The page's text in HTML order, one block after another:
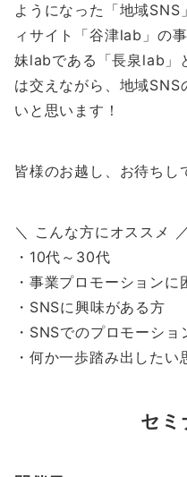
ようになった「地域
ィサイト「谷津lab」の
妹labである「長泉lab」
は交えながら、地域SNS
いと思います！
皆様のお越し、お待ちし
＼ こんな方にオススメ ／
・10代～30代
・事業プロモーションに
・SNSに興味がある方
・SNSでのプロモーシ
・何か一歩踏み出したい
セミ